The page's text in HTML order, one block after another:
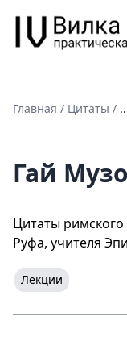
Главная / Цитаты /
Гай
Цитаты
Руфа, учителя
Лекции